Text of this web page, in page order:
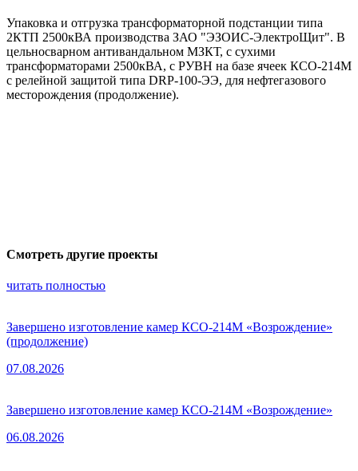
Упаковка и отгрузка трансформаторной подстанции типа
2КТП 2500кВА производства ЗАО "ЭЗОИС-ЭлектроЩит". В
цельносварном антивандальном МЗКТ, с сухими
трансформаторами 2500кВА, с РУВН на базе ячеек КСО-214М
с релейной защитой типа DRP-100-ЭЭ, для нефтегазового
месторождения (продолжение).
Смотреть другие проекты
читать полностью
Завершено изготовление камер КСО-214М «Возрождение»
(продолжение)
07.08.2026
Завершено изготовление камер КСО-214М «Возрождение»
06.08.2026